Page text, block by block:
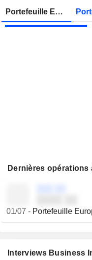
JBS N.V.
Portefeuille Europe
Dernières opérations
01/07 - Portefeuille
Interviews Business